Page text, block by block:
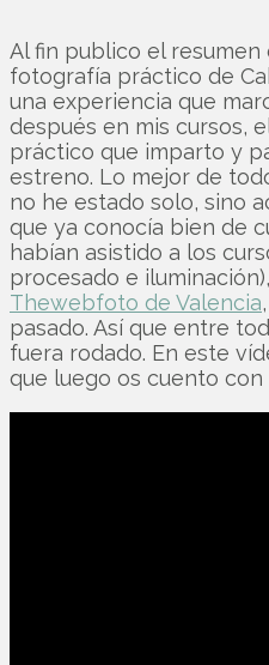
Al fin publico el
fotografía práctico de
una experiencia que
después en mis cursos,
práctico que imparto y
estreno. Lo mejor de
no he estado solo, sino
que ya conocía bien de
habían asistido a los
procesado e
Thewebfoto de Valencia
pasado. Así que entre
fuera rodado. En este
que luego os cuento con